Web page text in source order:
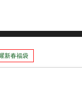
新春福袋